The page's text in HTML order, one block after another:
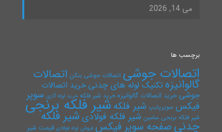
می 14, 2026
برچسب ها
اتصالات جوشی اتصالات جوشی بنکن اتصالات
گالوانیزهتکنیک لوله های چدنیخرید اتصالات
جوشیخرید اتصالات گالوانیزه خرید شیر فلکه خرید لوله گازی سوپر
فیکس سوپرپایپ شیر فلکه شیر فلکه برنجی
شیر فلکه برنجی سامین شیر فلکه فولادی شیر فلکه
چدنیصفحه سوپر فیکس فروش لوله فولادی قیمت شیر